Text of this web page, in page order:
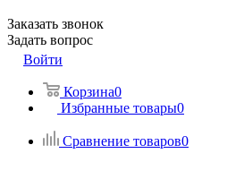
Заказать звонок
Задать вопрос
Войти
Корзина0
Избранные товары0
Сравнение товаров0